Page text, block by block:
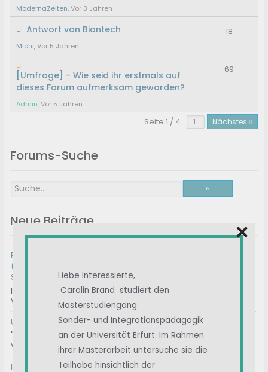
ModernaZeiten, Vor 3 Jahren
Antwort von Biontech
Michi, Vor 5 Jahren
18
[Umfrage] - Wie seid ihr erstmals auf
dieses Forum aufmerksam geworden?
Admin, Vor 5 Jahren
69
Seite 1 / 4 Nächstes
Forums-Suche
Neue Beiträge
RE: Medienberichte zu Long-COVID / PACS / Post-COVID
(nicht Post-Vac-Syndom!) und anderen Postinfektiösen
Syndromen
Interdisziplinäres, kollaboratives D-A-CH Konsensus-Sta...
Von , Vor 1 Tag
Umfrage || Unterstützt Carolin
"Liebe Interessierte, mein Name ist Carolin Brand und...
Von Admin2, Vor 3 Tagen
RE: Frage zu möglichem Impfschaden – lohnt sich eine
Liebe Interessierte,
Carolin Brand studiert den
Masterstudiengang
Sonder- und Integrationspädagogik
an der Universität Erfurt. Im Rahmen
ihrer Masterarbeit untersuche sie die
Teilhabe hinsichtlich der
×